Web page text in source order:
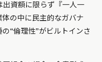
資額に限らず『一人一
の中に民主的なガバナ
“倫理性”がビルトインさ